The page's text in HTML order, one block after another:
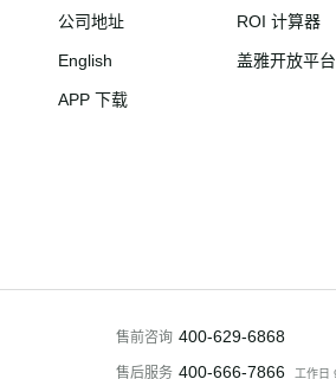
公司地址
English
APP 下载
ROI 计算器
盖雅开放平台
售前咨询 400-629-6868
售后服务 400-666-7866 工作日